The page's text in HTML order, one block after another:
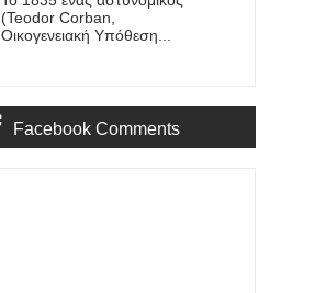
(Teodor Corban,
Οικογενειακή Υπόθεση...
Facebook Comments